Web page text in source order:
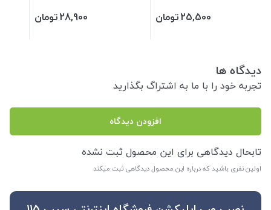
25,500تومان 28,900تومان
دیدگاه ها
تجربه خود را با ما به اشتراگ بگذارید
افزودن دیدگاه
تابحال دیدگاهی برای این محصول ثبت نشده
اولین نفری باشید که درباره این محصول دیدگاهی ثبت میکند